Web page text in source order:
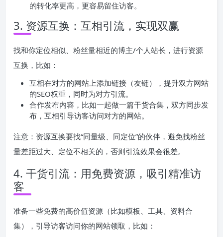
的转化率更高，更容易留住访客。
3. 资源互换：互相引流，实现双赢
找和你定位相似、粉丝量相近的博主/个人站长，进行资源
互换，比如：
互相在对方的网站上添加链接（友链），提升双方网站
的SEO权重，同时为对方引流。
合作发布内容，比如一起做一篇干货合集，双方同步发
布，互相引导访客访问对方的网站。
注意：资源互换要找“同量级、同定位”的伙伴，避免找粉丝
量差距过大、定位不相关的，否则引流效果会很差。
4. 干货引流：用免费资源，吸引精准访
客
准备一些免费的高价值资源（比如模板、工具、资料合
集），引导访客访问你的网站领取，比如：